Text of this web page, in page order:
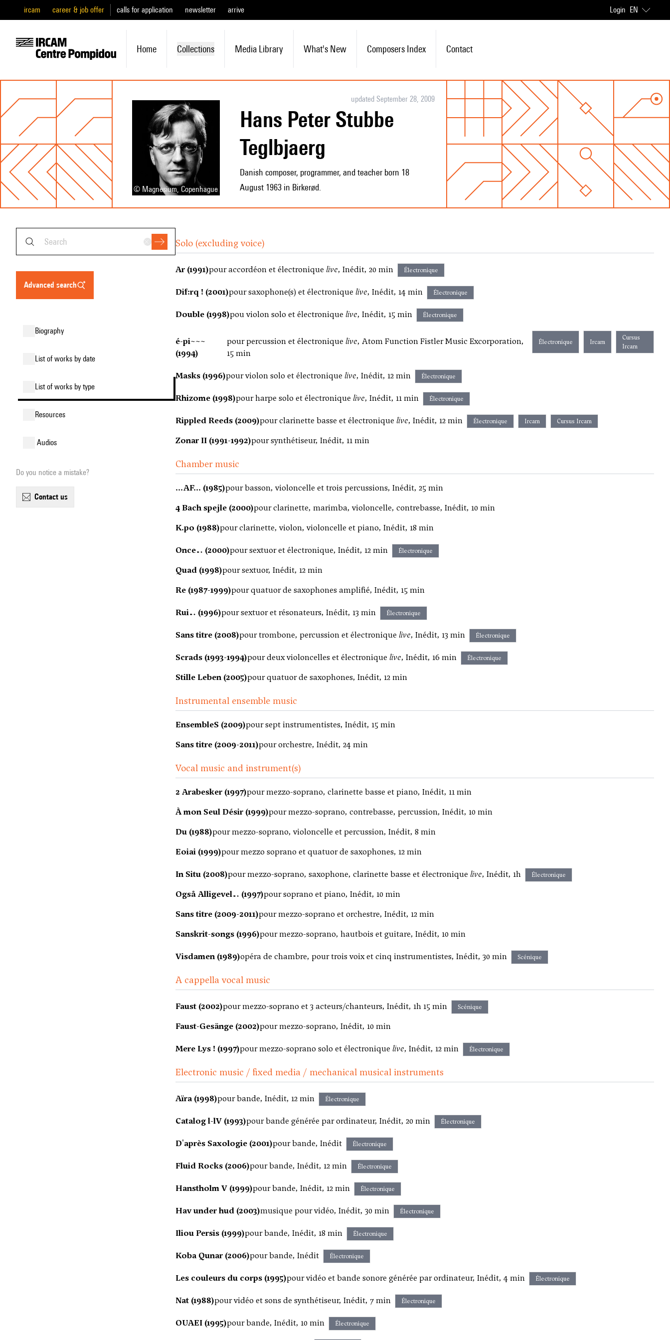
ircam career & job offer calls for application newsletter arrive Login EN
Home Collections Media Library What's New Composers Index Contact
© Magnesium, Copenhague
updated September 28, 2009
Hans Peter Stubbe
Teglbjaerg
Danish composer, programmer, and teacher born 18
August 1963 in Birkerød.
advanced search
biography
list of works by date
list of works by type
resources
audios
Do you notice a mistake?
contact us
Solo (excluding voice)
Ar (1991)pour accordéon et électronique live, Inédit, 20 min Électronique
Dif:rq ! (2001)pour saxophone(s) et électronique live, Inédit, 14 min Électronique
Double (1998)pou violon solo et électronique live, Inédit, 15 min Électronique
é-pi~~~
(1994)
pour percussion et électronique live, Atom Function Fistler Music Excorporation,
15 min
Électronique Ircam
Cursus
Ircam
Masks (1996)pour violon solo et électronique live, Inédit, 12 min Électronique
Rhizome (1998)pour harpe solo et électronique live, Inédit, 11 min Électronique
Rippled Reeds (2009)pour clarinette basse et électronique live, Inédit, 12 min Électronique Ircam Cursus Ircam
Zonar II (1991-1992)pour synthétiseur, Inédit, 11 min
Chamber music
...AF... (1985)pour basson, violoncelle et trois percussions, Inédit, 25 min
4 Bach spejle (2000)pour clarinette, marimba, violoncelle, contrebasse, Inédit, 10 min
K.po (1988)pour clarinette, violon, violoncelle et piano, Inédit, 18 min
Once… (2000)pour sextuor et électronique, Inédit, 12 min Électronique
Quad (1998)pour sextuor, Inédit, 12 min
Re (1987-1999)pour quatuor de saxophones amplifié, Inédit, 15 min
Rui… (1996)pour sextuor et résonateurs, Inédit, 13 min Électronique
Sans titre (2008)pour trombone, percussion et électronique live, Inédit, 13 min Électronique
Scrads (1993-1994)pour deux violoncelles et électronique live, Inédit, 16 min Électronique
Stille Leben (2005)pour quatuor de saxophones, Inédit, 12 min
Instrumental ensemble music
EnsembleS (2009)pour sept instrumentistes, Inédit, 15 min
Sans titre (2009-2011)pour orchestre, Inédit, 24 min
Vocal music and instrument(s)
2 Arabesker (1997)pour mezzo-soprano, clarinette basse et piano, Inédit, 11 min
À mon Seul Désir (1999)pour mezzo-soprano, contrebasse, percussion, Inédit, 10 min
Du (1988)pour mezzo-soprano, violoncelle et percussion, Inédit, 8 min
Eoiai (1999)pour mezzo soprano et quatuor de saxophones, 12 min
In Situ (2008)pour mezzo-soprano, saxophone, clarinette basse et électronique live, Inédit, 1h Électronique
Også Alligevel… (1997)pour soprano et piano, Inédit, 10 min
Sans titre (2009-2011)pour mezzo-soprano et orchestre, Inédit, 12 min
Sanskrit-songs (1996)pour mezzo-soprano, hautbois et guitare, Inédit, 10 min
Visdamen (1989)opéra de chambre, pour trois voix et cinq instrumentistes, Inédit, 30 min Scénique
A cappella vocal music
Faust (2002)pour mezzo-soprano et 3 acteurs/chanteurs, Inédit, 1h 15 min Scénique
Faust-Gesänge (2002)pour mezzo-soprano, Inédit, 10 min
Mere Lys ! (1997)pour mezzo-soprano solo et électronique live, Inédit, 12 min Électronique
Electronic music / fixed media / mechanical musical instruments
Aïra (1998)pour bande, Inédit, 12 min Électronique
Catalog l-lV (1993)pour bande générée par ordinateur, Inédit, 20 min Électronique
D'après Saxologie (2001)pour bande, Inédit Électronique
Fluid Rocks (2006)pour bande, Inédit, 12 min Électronique
Hanstholm V (1999)pour bande, Inédit, 12 min Électronique
Hav under hud (2003)musique pour vidéo, Inédit, 30 min Électronique
Iliou Persis (1999)pour bande, Inédit, 18 min Électronique
Koba Qunar (2006)pour bande, Inédit Électronique
Les couleurs du corps (1995)pour vidéo et bande sonore générée par ordinateur, Inédit, 4 min Électronique
Nat (1988)pour vidéo et sons de synthétiseur, Inédit, 7 min Électronique
OUAEI (1995)pour bande, Inédit, 10 min Électronique